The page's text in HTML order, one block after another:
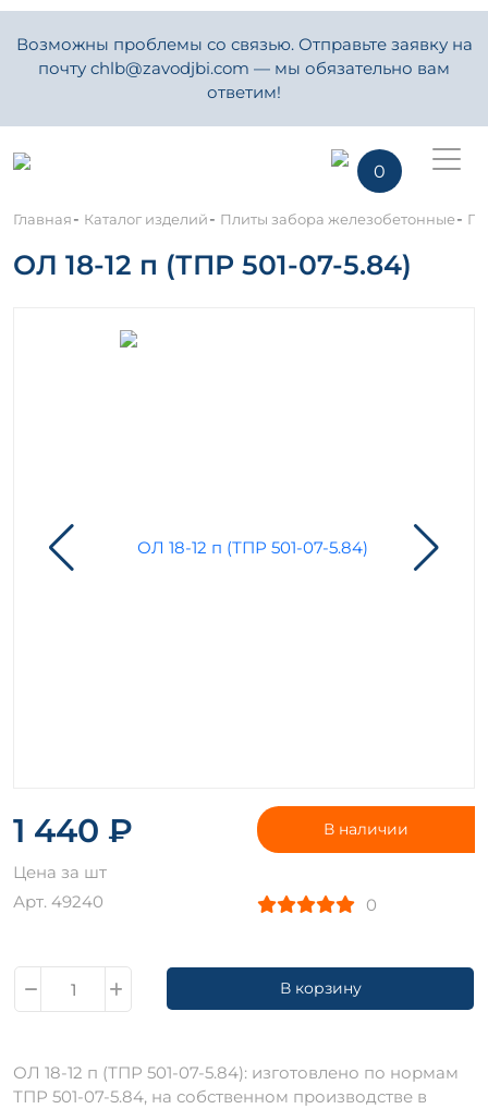
Возможны проблемы со связью. Отправьте заявку на
почту chlb@zavodjbi.com — мы обязательно вам
ответим!
0
Главная- Каталог изделий- Плиты забора железобетонные-
ОЛ 18-12 п (ТПР 501-07-5.84)
1 440 ₽
Цена за шт
Арт. 49240
В наличии
0
В корзину
ОЛ 18-12 п (ТПР 501-07-5.84): изготовлено по нормам
ТПР 501-07-5.84, на собственном производстве в